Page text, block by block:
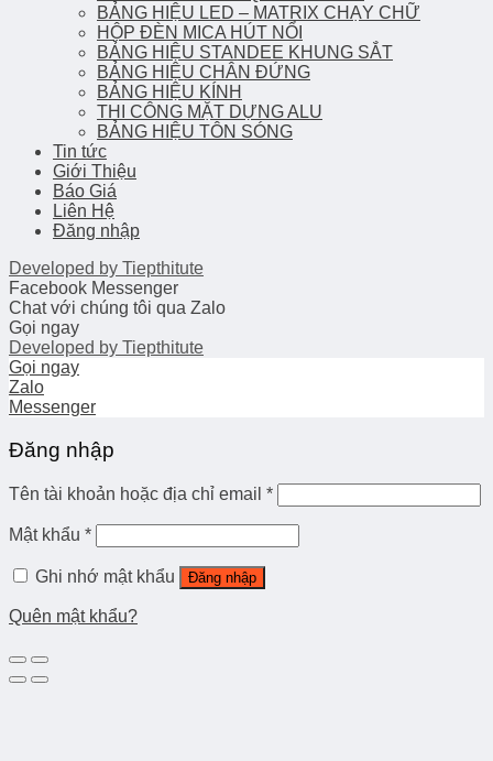
BẢNG HIỆU LED – MATRIX CHẠY CHỮ
HỘP ĐÈN MICA HÚT NỔI
BẢNG HIỆU STANDEE KHUNG SẮT
BẢNG HIỆU CHÂN ĐỨNG
BẢNG HIỆU KÍNH
THI CÔNG MẶT DỰNG ALU
BẢNG HIỆU TÔN SÓNG
Tin tức
Giới Thiệu
Báo Giá
Liên Hệ
Đăng nhập
Developed by Tiepthitute
Facebook Messenger
Chat với chúng tôi qua Zalo
Gọi ngay
Developed by Tiepthitute
Gọi ngay
Zalo
Messenger
Đăng nhập
Tên tài khoản hoặc địa chỉ email *
Mật khẩu *
Ghi nhớ mật khẩu Đăng nhập
Quên mật khẩu?